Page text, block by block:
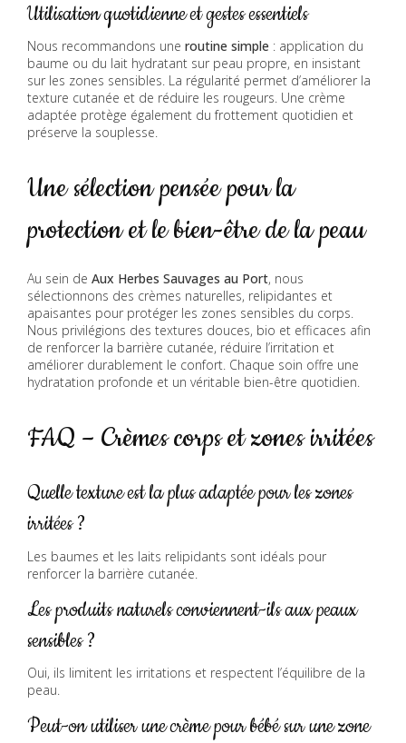
Utilisation quotidienne et gestes essentiels
Nous recommandons une routine simple : application du
baume ou du lait hydratant sur peau propre, en insistant
sur les zones sensibles. La régularité permet d’améliorer la
texture cutanée et de réduire les rougeurs. Une crème
adaptée protège également du frottement quotidien et
préserve la souplesse.
Une sélection pensée pour la
protection et le bien-être de la peau
Au sein de Aux Herbes Sauvages au Port, nous
sélectionnons des crèmes naturelles, relipidantes et
apaisantes pour protéger les zones sensibles du corps.
Nous privilégions des textures douces, bio et efficaces afin
de renforcer la barrière cutanée, réduire l’irritation et
améliorer durablement le confort. Chaque soin offre une
hydratation profonde et un véritable bien-être quotidien.
FAQ – Crèmes corps et zones irritées
Quelle texture est la plus adaptée pour les zones
irritées ?
Les baumes et les laits relipidants sont idéals pour
renforcer la barrière cutanée.
Les produits naturels conviennent-ils aux peaux
sensibles ?
Oui, ils limitent les irritations et respectent l’équilibre de la
peau.
Peut-on utiliser une crème pour bébé sur une zone